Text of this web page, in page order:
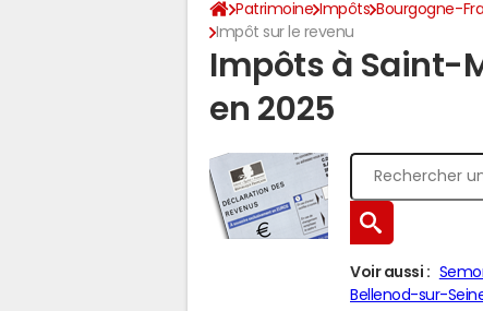
Patrimoine Impôts Bourgogne-
Impôt sur le revenu
Impôts à Saint-
en 2025
Voir aussi :
Bellenod-sur-